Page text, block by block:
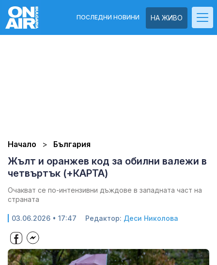
НА ЖИВО
ПОСЛЕДНИ НОВИНИ
Начало България
Жълт и оранжев код за обилни валежи в
четвъртък (+КАРТА)
Очакват се по-интензивни дъждове в западната част на
страната
03.06.2026 • 17:47 Редактор: Деси Николова